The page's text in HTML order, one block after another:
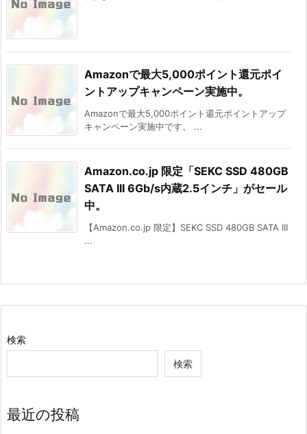
Amazonで最大5,000ポイント還元ポイ
ントアップキャンペーン実施中。
Amazonで最大5,000ポイント還元ポイントアップ
キャンペーン実施中です。 ...
Amazon.co.jp 限定「SEKC SSD 480GB
SATA III 6Gb/s内蔵2.5インチ」がセール
中。
【Amazon.co.jp 限定】SEKC SSD 480GB SATA III
...
検索
検索
最近の投稿